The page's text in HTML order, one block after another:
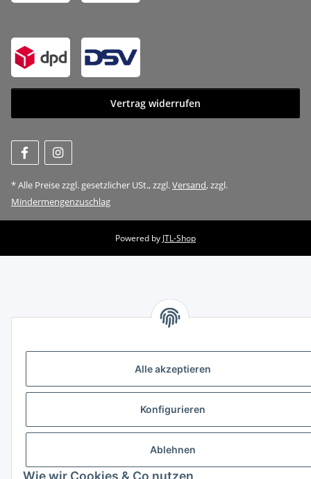
Alle akzeptieren
Konfigurieren
Ablehnen
Wie wir Cookies & Co nutzen
Vertrag widerrufen
* Alle Preise zzgl. gesetzlicher USt., zzgl.Versand, zzgl.
Mindermengenzuschlag
Powered by JTL-Shop